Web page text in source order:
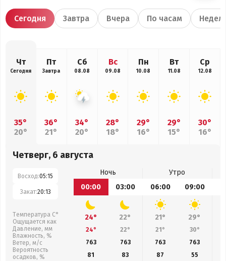
Сегодня Завтра Вчера По часам
Чт
Сегодня
35°
20°
Пт
Завтра
36°
21°
Сб
08.08
34°
20°
Вс
09.08
28°
18°
Пн
10.08
29°
16°
Вт
11.08
29°
15°
Ср
12.08
30°
16°
Четверг, 6 августа
Восход:05:15
Закат:20:13
Температура С°
Ощущается как
Давление, мм
Влажность, %
Ветер, м/с
Вероятность
осадков, %
Ночь
Утро
00:00
03:00 06:00 09:00
24° 22° 21° 29°
24° 22° 21° 30°
763
763 763 763
81
83 87 55